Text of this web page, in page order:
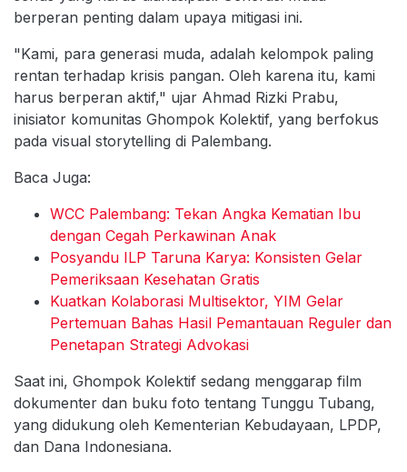
berperan penting dalam upaya mitigasi ini.
"Kami, para generasi muda, adalah kelompok paling
rentan terhadap krisis pangan. Oleh karena itu, kami
harus berperan aktif," ujar Ahmad Rizki Prabu,
inisiator komunitas Ghompok Kolektif, yang berfokus
pada visual storytelling di Palembang.
Baca Juga:
WCC Palembang: Tekan Angka Kematian Ibu
dengan Cegah Perkawinan Anak
Posyandu ILP Taruna Karya: Konsisten Gelar
Pemeriksaan Kesehatan Gratis
Kuatkan Kolaborasi Multisektor, YIM Gelar
Pertemuan Bahas Hasil Pemantauan Reguler dan
Penetapan Strategi Advokasi
Saat ini, Ghompok Kolektif sedang menggarap film
dokumenter dan buku foto tentang Tunggu Tubang,
yang didukung oleh Kementerian Kebudayaan, LPDP,
dan Dana Indonesiana.